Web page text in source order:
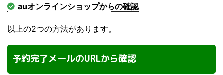
auオンラインショップからの確認
以上の2つの方法があります。
予約完了メールのURLから確認